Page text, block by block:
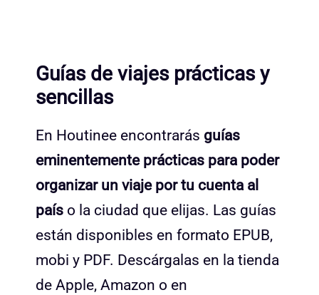
Guías de viajes prácticas y
sencillas
En Houtinee encontrarás guías
eminentemente prácticas para poder
organizar un viaje por tu cuenta al
país o la ciudad que elijas. Las guías
están disponibles en formato EPUB,
mobi y PDF. Descárgalas en la tienda
de Apple, Amazon o en